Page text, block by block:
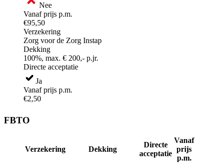
Nee
Vanaf prijs p.m.
€95,50
Verzekering
Zorg voor de Zorg Instap
Dekking
100%, max. € 200,- p.jr.
Directe acceptatie
Ja
Vanaf prijs p.m.
€2,50
FBTO
Verzekering Dekking
Directe
acceptatie
Vanaf
prijs
p.m.